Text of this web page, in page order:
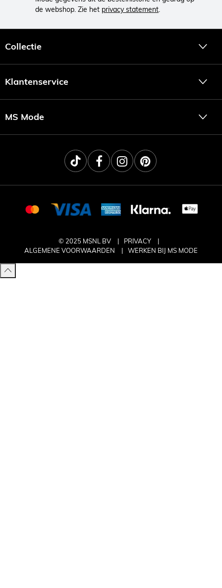
de webshop. Zie het privacy statement.
Collectie
Klantenservice
MS Mode
© 2025 MSNL BV
PRIVACY
ALGEMENE VOORWAARDEN
WERKEN BIJ MS MODE